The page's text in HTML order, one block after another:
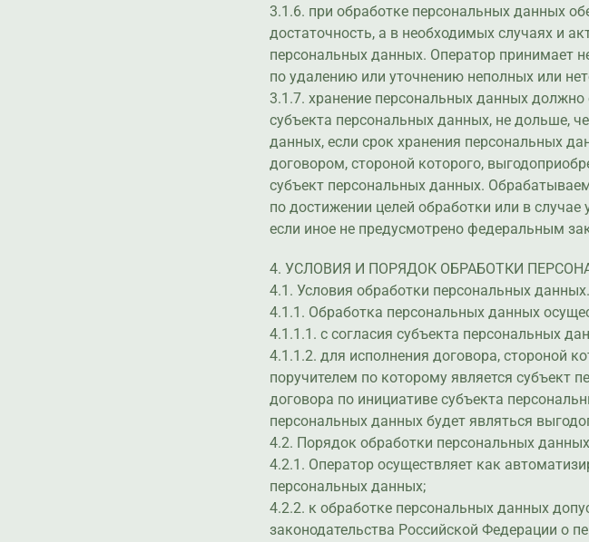
3.1.6. при обработке персональных данных
достаточность, а в необходимых случаях и
персональных данных. Оператор принимает
по удалению или уточнению неполных или
3.1.7. хранение персональных данных
субъекта персональных данных, не дольше,
данных, если срок хранения персональных
договором, стороной которого,
субъект персональных данных.
по достижении целей обработки или в
если иное не предусмотрено федеральным
4. УСЛОВИЯ И ПОРЯДОК ОБРАБОТКИ
4.1. Условия обработки персональных данных.
4.1.1. Обработка персональных данных
4.1.1.1. с согласия субъекта персональных
4.1.1.2. для исполнения договора, стороной
поручителем по которому является субъект
договора по инициативе субъекта
персональных данных будет являться
4.2. Порядок обработки персональных
4.2.1. Оператор осуществляет как
персональных данных;
4.2.2. к обработке персональных данных
законодательства Российской Федерации о